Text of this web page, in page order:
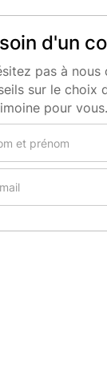
d'un
pas à
sur le choix
pour vous.